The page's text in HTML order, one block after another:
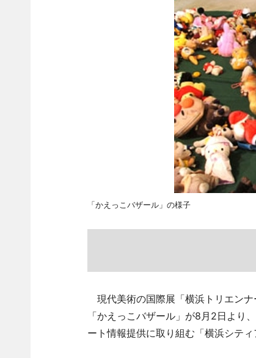
「かえっこバザール」の様子
現代美術の国際展「横浜トリエン
「かえっこバザール」が8月2日より
ート情報提供に取り組む「横浜シテ